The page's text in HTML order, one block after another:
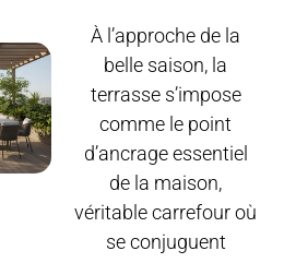
À l’approche de la
belle saison, la
terrasse s’impose
comme le point
d’ancrage essentiel
de la maison,
véritable carrefour où
se conjuguent